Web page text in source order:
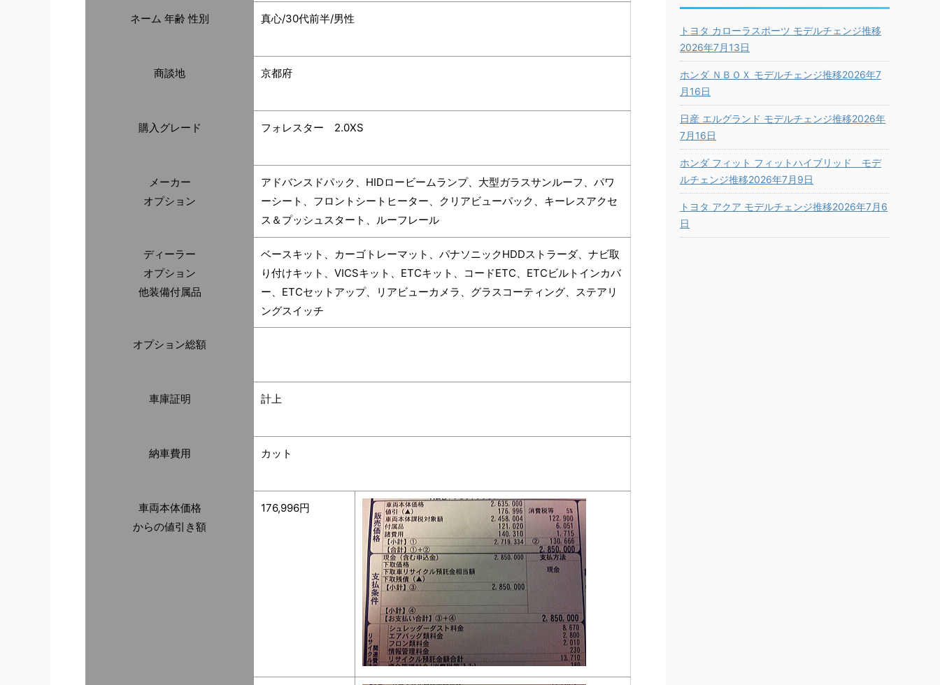
ネーム 年齢 性別 真心/30代前半/男性
商談地 京都府
購入グレード フォレスター 2.0XS
メーカー
オプション
アドバンスドパック、HIDロービームランプ、大型ガラスサンルーフ、パワ
ーシート、フロントシートヒーター、クリアビューパック、キーレスアクセ
ス＆プッシュスタート、ルーフレール
ディーラー
オプション
他装備付属品
ベースキット、カーゴトレーマット、パナソニックHDDストラーダ、ナビ取
り付けキット、VICSキット、ETCキット、コードETC、ETCビルトインカバ
ー、ETCセットアップ、リアビューカメラ、グラスコーティング、ステアリ
ングスイッチ
オプション総額
車庫証明 計上
納車費用 カット
車両本体価格
からの値引き額
176,996円
トヨタ カローラスポーツ モデルチェンジ推移
2026年7月13日
ホンダ ＮＢＯＸ モデルチェンジ推移2026年7
月16日
日産 エルグランド モデルチェンジ推移2026年
7月16日
ホンダ フィット フィットハイブリッド モデ
ルチェンジ推移2026年7月9日
トヨタ アクア モデルチェンジ推移2026年7月6
日